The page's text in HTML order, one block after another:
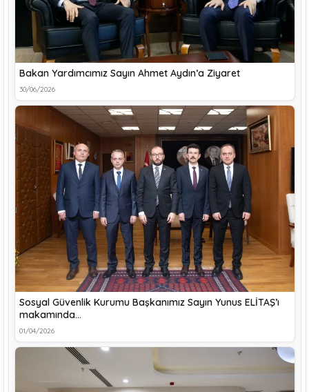
Bakan Yardımcımız Sayın Ahmet Aydın’a Ziyaret
30/06/2026
Sosyal Güvenlik Kurumu Başkanımız Sayın Yunus ELİTAŞ’ı
makamında…
01/04/2026